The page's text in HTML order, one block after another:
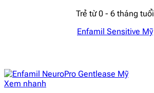
Trẻ từ 0 - 6 tháng tuổi
Enfamil Sensitive Mỹ
Xem nhanh